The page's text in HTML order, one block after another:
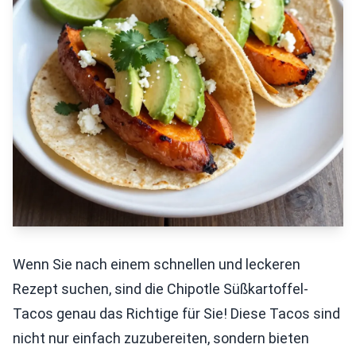
Wenn Sie nach einem schnellen und leckeren
Rezept suchen, sind die Chipotle Süßkartoffel-
Tacos genau das Richtige für Sie! Diese Tacos sind
nicht nur einfach zuzubereiten, sondern bieten